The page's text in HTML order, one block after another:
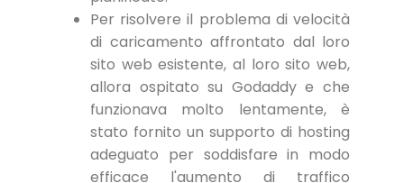
Per risolvere il problema di velocità
di caricamento affrontato dal loro
sito web esistente, al loro sito web,
allora ospitato su Godaddy e che
funzionava molto lentamente, è
stato fornito un supporto di hosting
adeguato per soddisfare in modo
efficace l'aumento di traffico